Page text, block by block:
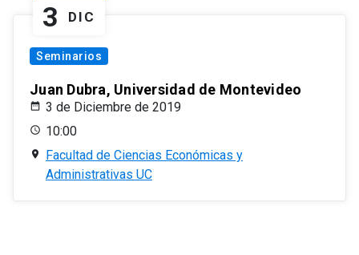
3 DIC
Seminarios
Juan Dubra, Universidad de Montevideo
3 de Diciembre de 2019
10:00
Facultad de Ciencias Económicas y
Administrativas UC